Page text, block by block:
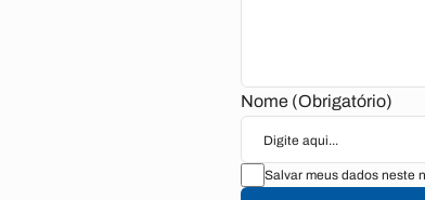
Nome (Obrigatório)
Salvar meus dados neste